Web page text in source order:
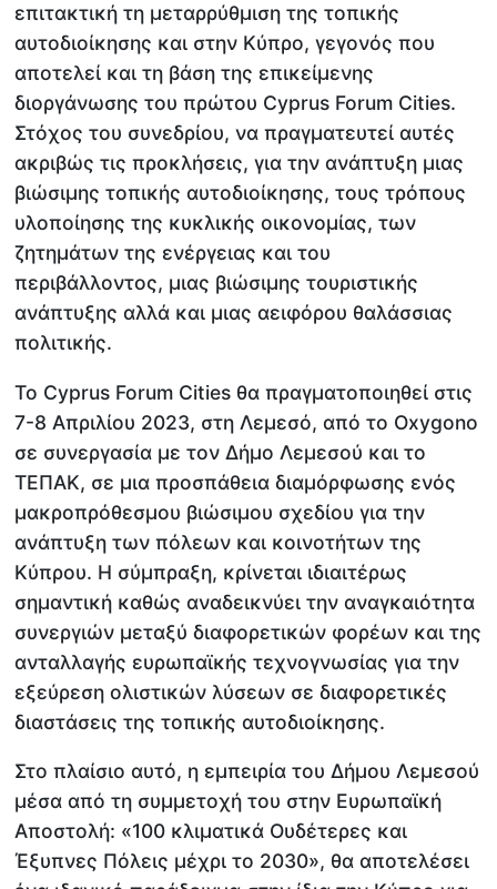
επιτακτική τη μεταρρύθμιση της τοπικής
αυτοδιοίκησης και στην Κύπρο, γεγονός που
αποτελεί και τη βάση της επικείμενης
διοργάνωσης του πρώτου Cyprus Forum Cities.
Στόχος του συνεδρίου, να πραγματευτεί αυτές
ακριβώς τις προκλήσεις, για την ανάπτυξη μιας
βιώσιμης τοπικής αυτοδιοίκησης, τους τρόπους
υλοποίησης της κυκλικής οικονομίας, των
ζητημάτων της ενέργειας και του
περιβάλλοντος, μιας βιώσιμης τουριστικής
ανάπτυξης αλλά και μιας αειφόρου θαλάσσιας
πολιτικής.
Το Cyprus Forum Cities θα πραγματοποιηθεί στις
7-8 Απριλίου 2023, στη Λεμεσό, από το Oxygono
σε συνεργασία με τον Δήμο Λεμεσού και το
ΤΕΠΑΚ, σε μια προσπάθεια διαμόρφωσης ενός
μακροπρόθεσμου βιώσιμου σχεδίου για την
ανάπτυξη των πόλεων και κοινοτήτων της
Κύπρου. Η σύμπραξη, κρίνεται ιδιαιτέρως
σημαντική καθώς αναδεικνύει την αναγκαιότητα
συνεργιών μεταξύ διαφορετικών φορέων και της
ανταλλαγής ευρωπαϊκής τεχνογνωσίας για την
εξεύρεση ολιστικών λύσεων σε διαφορετικές
διαστάσεις της τοπικής αυτοδιοίκησης.
Στο πλαίσιο αυτό, η εμπειρία του Δήμου Λεμεσού
μέσα από τη συμμετοχή του στην Ευρωπαϊκή
Αποστολή: «100 κλιματικά Ουδέτερες και
Έξυπνες Πόλεις μέχρι το 2030», θα αποτελέσει